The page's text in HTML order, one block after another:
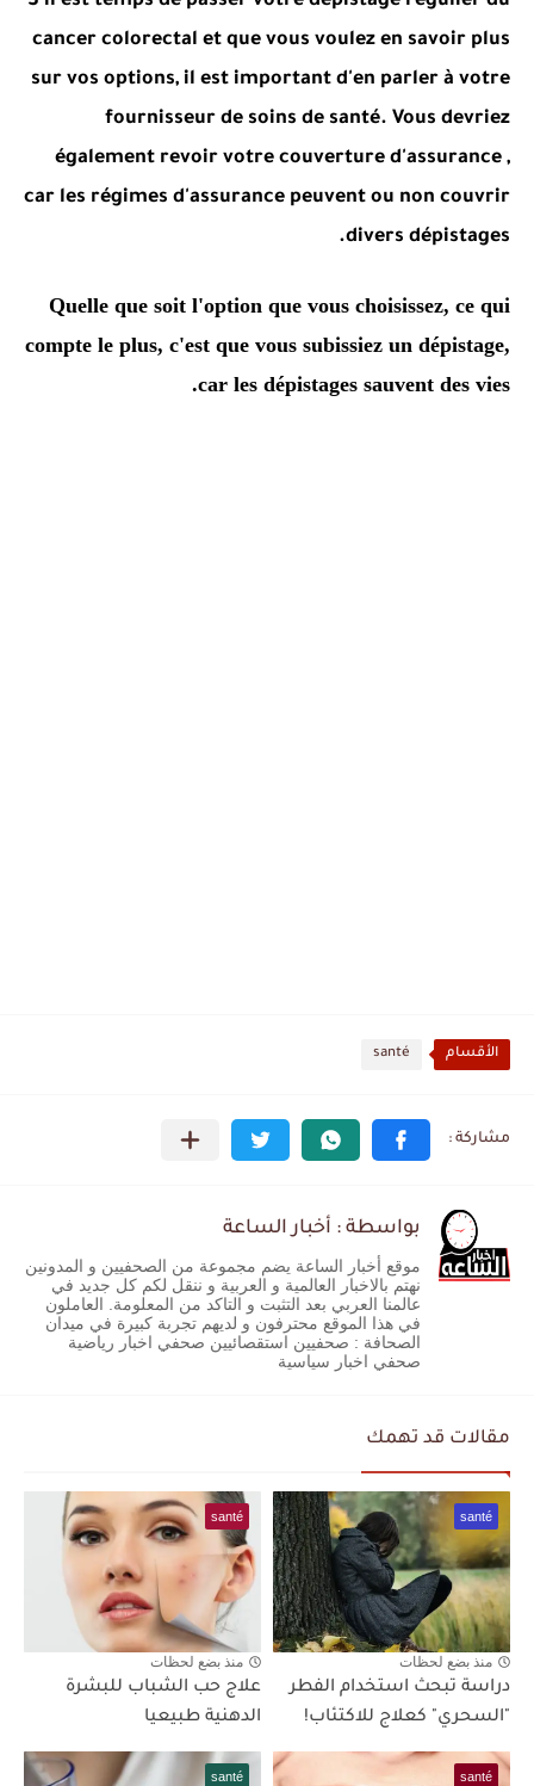
cancer colorectal et que vous voulez en savoir plus
sur vos options, il est important d'en parler à votre
fournisseur de soins de santé. Vous devriez
également revoir votre couverture d'assurance ,
car les régimes d'assurance peuvent ou non couvrir
divers dépistages.
Quelle que soit l'option que vous choisissez, ce qui
compte le plus, c'est que vous subissiez un dépistage,
car les dépistages sauvent des vies.
الأقسام santé
بواسطة : أخبار الساعة
موقع أخبار الساعة يضم مجموعة من الصحفيين و المدونين
نهتم بالاخبار العالمية و العربية و ننقل لكم كل جديد في
عالمنا العربي بعد التثبت و التاكد من المعلومة. العاملون
في هذا الموقع محترفون و لديهم تجربة كبيرة في ميدان
الصحافة : صحفيين استقصائيين صحفي اخبار رياضية
صحفي اخبار سياسية
مقالات قد تهمك
santé
منذ بضع لحظات
دراسة تبحث استخدام الفطر
"السحري" كعلاج للاكتئاب!
santé
منذ بضع لحظات
علاج حب الشباب للبشرة
الدهنية طبيعيا
santé
santé